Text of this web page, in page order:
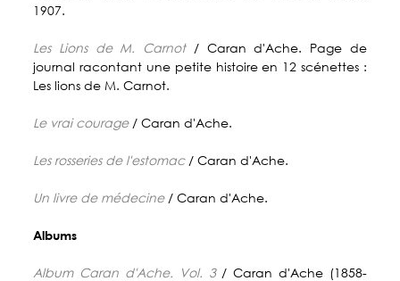
1907.
Les Lions de M. Carnot/ Caran d'Ache. Page de
journal racontant une petite histoire en 12 scénettes :
Les lions de M. Carnot.
Le vrai courage/ Caran d'Ache.
Les rosseries de l'estomac/ Caran d'Ache.
Un livre de médecine/ Caran d'Ache.
Albums
Album Caran d'Ache. Vol. 3/ Caran d'Ache (1858-